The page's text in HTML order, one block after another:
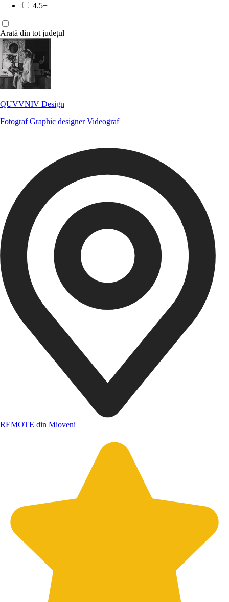
4.5+
Arată din tot județul
QUVVNIV Design
FotografGraphic designerVideograf
REMOTE din Mioveni